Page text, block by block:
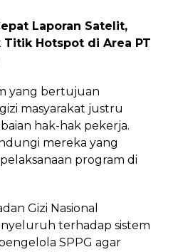
Laporan Satelit,
Titik Hotspot di Area PT
yang bertujuan
masyarakat justru
hak-hak pekerja.
mereka yang
program di
Gizi Nasional
terhadap sistem
SPPG agar